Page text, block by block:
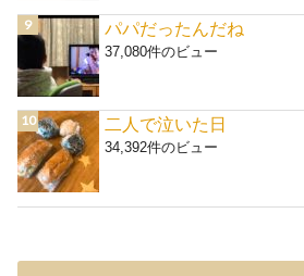
パパだったんだね
37,080件のビュー
二人で泣いた日
34,392件のビュー